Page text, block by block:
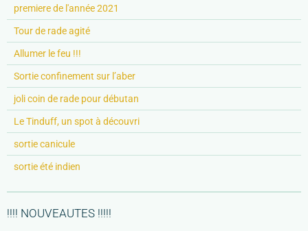
premiere de l'année 2021
Tour de rade agité
Allumer le feu !!!
Sortie confinement sur l’aber
joli coin de rade pour débutan
Le Tinduff, un spot à découvri
sortie canicule
sortie été indien
!!!! NOUVEAUTES !!!!!